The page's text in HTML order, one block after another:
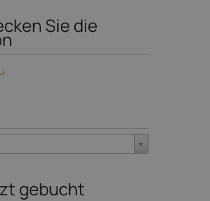
Sie die
gebucht